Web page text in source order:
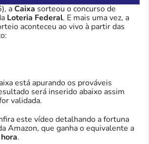
aCaixa sorteou o concurso de
Loteria Federal. E mais uma vez, a
aconteceu ao vivo à partir das
está apurando os prováveis
será inserido abaixo assim
validada.
este vídeo detalhando a fortuna
Amazon, que ganha o equivalente a
.